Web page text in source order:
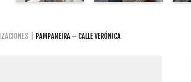
PAMPANEIRA – CALLE VERÓNICA